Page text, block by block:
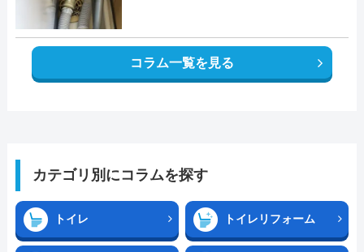
コラム一覧を見る
カテゴリ別にコラムを探す
トイレ トイレリフォーム